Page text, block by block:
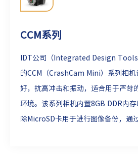
CCM系列
IDT公司（Integrated Design Tools
的CCM（CrashCam Mini）系列相
好，抗高冲击和振动，适合用于严苛
环境。该系列相机内置8GB DDR内
除MicroSD卡用于进行图像备份，通